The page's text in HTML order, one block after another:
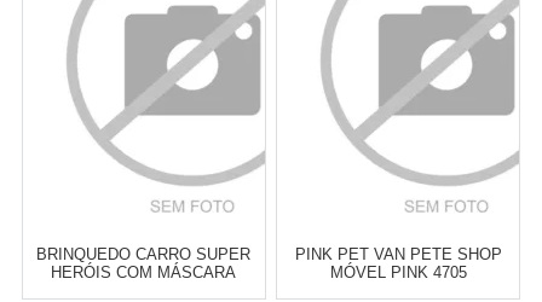
TELEVENDAS TESTE DE
TELEVENDAS
ESTAMOS EFETUANDO
TESTES
TELEVENDAS TESTE DE
TELEVENDAS
ESTAMOS EFETUANDO
TESTES
BRINQUEDO CARRO SUPER
HERÓIS COM MÁSCARA
PINK PET VAN PETE SHOP
MÓVEL PINK 4705